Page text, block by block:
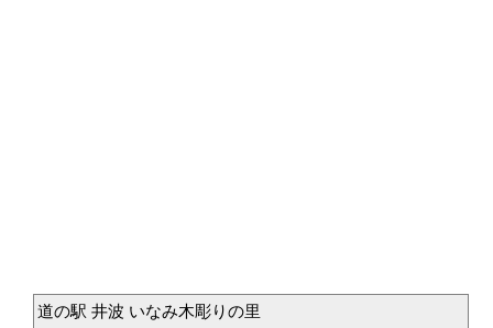
道の駅 井波 いなみ木彫りの里